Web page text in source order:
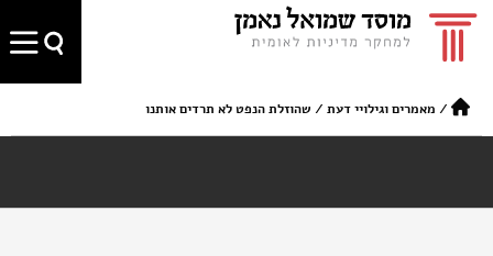
/ מאמרים וגילויי דעת / שהוזלת הנפט לא תרדים אותנו